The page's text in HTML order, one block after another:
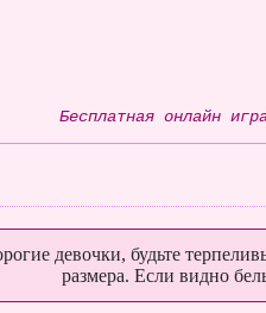
Бесплатная онлайн
девочки, будьте
размера. Если видно